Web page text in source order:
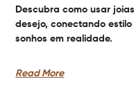
Descubra como usar
desejo, conectando
sonhos em realidade.
Read More